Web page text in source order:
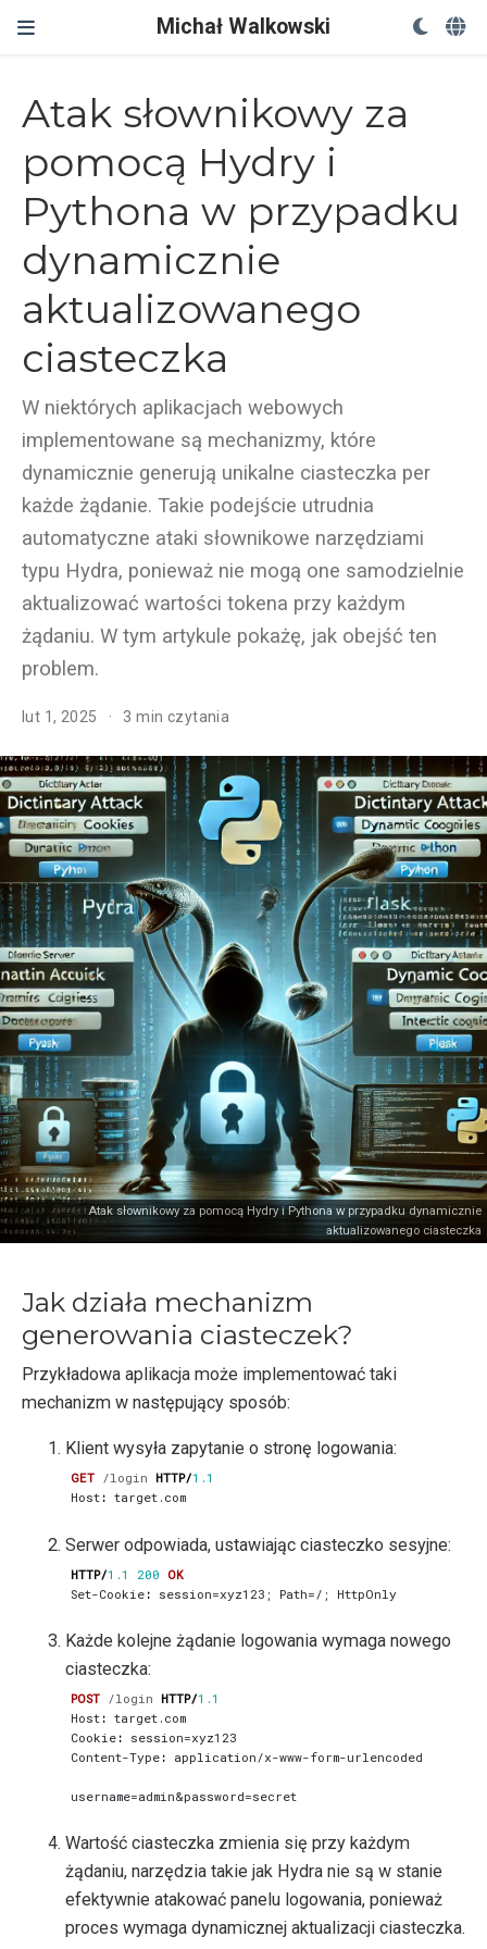
Michał Walkowski
Atak słownikowy za
pomocą Hydry i
Pythona w przypadku
dynamicznie
aktualizowanego
ciasteczka
W niektórych aplikacjach webowych
implementowane są mechanizmy, które
dynamicznie generują unikalne ciasteczka per
każde żądanie. Takie podejście utrudnia
automatyczne ataki słownikowe narzędziami
typu Hydra, ponieważ nie mogą one samodzielnie
aktualizować wartości tokena przy każdym
żądaniu. W tym artykule pokażę, jak obejść ten
problem.
lut 1, 2025 3 min czytania
Atak słownikowy za pomocą Hydry i Pythona w przypadku dynamicznie
aktualizowanego ciasteczka
Jak działa mechanizm
generowania ciasteczek?
Przykładowa aplikacja może implementować taki
mechanizm w następujący sposób:
Klient wysyła zapytanie o stronę logowania:
GET /login HTTP/1.1
Host : target.com
Serwer odpowiada, ustawiając ciasteczko sesyjne:
HTTP/1.1 200 OK
Set-Cookie : session=xyz123; Path=/; HttpOnly
Każde kolejne żądanie logowania wymaga nowego
ciasteczka:
POST /login HTTP/1.1
Host : target.com
Cookie : session=xyz123
Content-Type : application/x-www-form-urlencoded
Wartość ciasteczka zmienia się przy każdym
żądaniu, narzędzia takie jak Hydra nie są w stanie
efektywnie atakować panelu logowania, ponieważ
proces wymaga dynamicznej aktualizacji ciasteczka.